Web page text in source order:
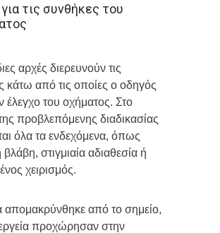
τις συνθήκες του
αρχές διερευνούν τις
κάτω από τις οποίες ο οδηγός
έλεγχο του οχήματος. Στο
προβλεπόμενης διαδικασίας
όλα τα ενδεχόμενα, όπως
βλάβη, στιγμιαία αδιαθεσία ή
χειρισμός.
απομακρύνθηκε από το σημείο,
προχώρησαν στην